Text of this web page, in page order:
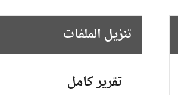
تنزيل الملفات
تقرير كامل